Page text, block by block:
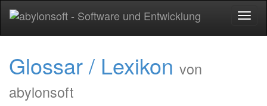
Glossar / Lexikon von
abylonsoft